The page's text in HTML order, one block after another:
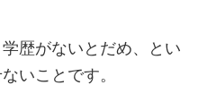
歴がないとだめ、とい
いことです。